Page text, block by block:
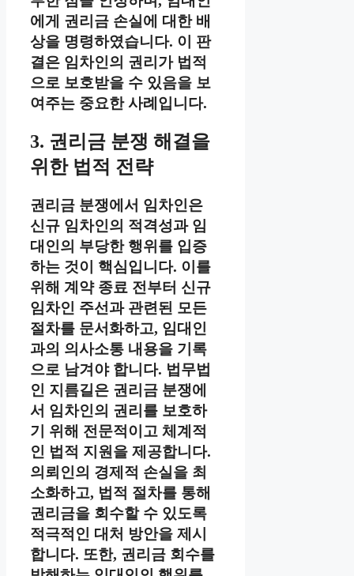
에게 권리금 손실에 대한 배
상을 명령하였습니다. 이 판
결은 임차인의 권리가 법적
으로 보호받을 수 있음을 보
여주는 중요한 사례입니다.
3. 권리금 분쟁 해결을
위한 법적 전략
권리금 분쟁에서 임차인은
신규 임차인의 적격성과 임
대인의 부당한 행위를 입증
하는 것이 핵심입니다. 이를
위해 계약 종료 전부터 신규
임차인 주선과 관련된 모든
절차를 문서화하고, 임대인
과의 의사소통 내용을 기록
으로 남겨야 합니다. 법무법
인 지름길은 권리금 분쟁에
서 임차인의 권리를 보호하
기 위해 전문적이고 체계적
인 법적 지원을 제공합니다.
의뢰인의 경제적 손실을 최
소화하고, 법적 절차를 통해
권리금을 회수할 수 있도록
적극적인 대처 방안을 제시
합니다. 또한, 권리금 회수를